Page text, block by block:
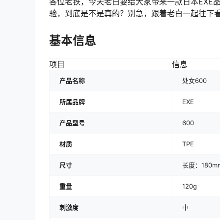
验，到底是不是真的？别急，跟着老白一起往下
基本信息
项目 信息
产品名称 处女600
所属品牌 EXE
产品型号 600
材质 TPE
尺寸 长度：
重量 120g
刺激度 中